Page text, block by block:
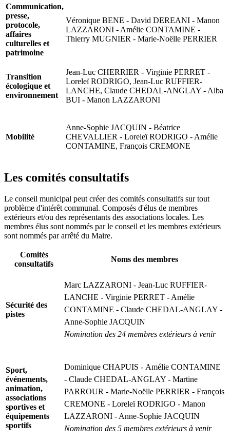
Communication,
presse,
protocole,
affaires
culturelles et
patrimoine
Véronique BENE - David DEREANI - Manon
LAZZARONI - Amélie CONTAMINE -
Thierry MUGNIER - Marie-Noëlle PERRIER
Transition
écologique et
environnement
Jean-Luc CHERRIER - Virginie PERRET -
Loreleï RODRIGO, Jean-Luc RUFFIER-
LANCHE, Claude CHEDAL-ANGLAY - Alba
BUI - Manon LAZZARONI
Mobilité
Anne-Sophie JACQUIN - Béatrice
CHEVALLIER - Loreleï RODRIGO - Amélie
CONTAMINE, François CREMONE
Les comités consultatifs
Le conseil municipal peut créer des comités consultatifs sur tout
problème d'intérêt communal. Composés d'élus de membres
extérieurs et/ou des représentants des associations locales. Les
membres élus sont nommés par le conseil et les membres extérieurs
sont nommés par arrêté du Maire.
Comités
consultatifs
Noms des membres
Sécurité des
pistes
Marc LAZZARONI - Jean-Luc RUFFIER-
LANCHE - Virginie PERRET - Amélie
CONTAMINE - Claude CHEDAL-ANGLAY -
Anne-Sophie JACQUIN
Nomination des 24 membres extérieurs à venir
Sport,
événements,
animation,
associations
sportives et
équipements
sportifs
Dominique CHAPUIS - Amélie CONTAMINE
- Claude CHEDAL-ANGLAY - Martine
PARROUR - Marie-Noëlle PERRIER - François
CREMONE - Loreleï RODRIGO - Manon
LAZZARONI - Anne-Sophie JACQUIN
Nomination des 5 membres extérieurs à venir